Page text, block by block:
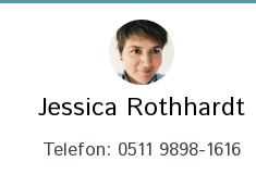
Jessica Rothhardt
Telefon: 0511 9898-1616